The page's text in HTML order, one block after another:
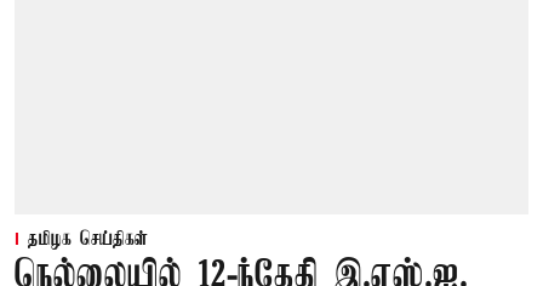
தமிழக செய்திகள்
நெல்லையில் 12-ந்தேதி இ.எஸ்.ஐ.